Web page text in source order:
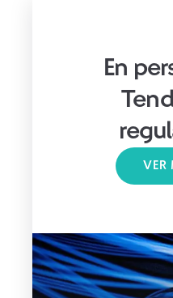
En
VER